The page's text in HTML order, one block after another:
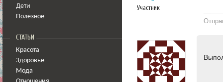
Дети
Полезное
СТАТЬИ
Красота
Здоровье
Мода
Участник